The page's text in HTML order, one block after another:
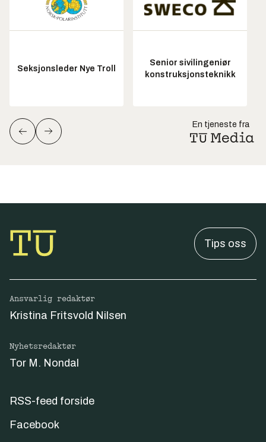
Seksjonsleder Nye Troll
Senior sivilingeniør
konstruksjonsteknikk
En tjeneste fra
Tips oss
Ansvarlig redaktør
Kristina Fritsvold Nilsen
Nyhetsredaktør
Tor M. Nondal
RSS-feed forside
Facebook